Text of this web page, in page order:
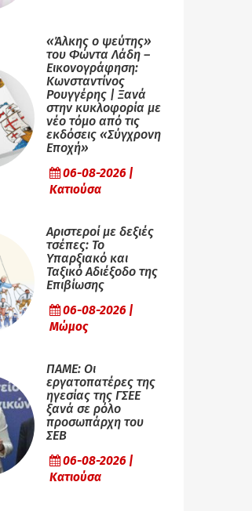
«Άλκης ο ψεύτης»
του Φώντα Λάδη –
Εικονογράφηση:
Κωνσταντίνος
Ρουγγέρης | Ξανά
στην κυκλοφορία με
νέο τόμο από τις
εκδόσεις «Σύγχρονη
Εποχή»
06-08-2026 |
Κατιούσα
Αριστεροί με δεξιές
τσέπες: Το
Υπαρξιακό και
Ταξικό Αδιέξοδο της
Επιβίωσης
06-08-2026 |
Μώμος
ΠΑΜΕ: Οι
εργατοπατέρες της
ηγεσίας της ΓΣΕΕ
ξανά σε ρόλο
προσωπάρχη του
ΣΕΒ
06-08-2026 |
Κατιούσα